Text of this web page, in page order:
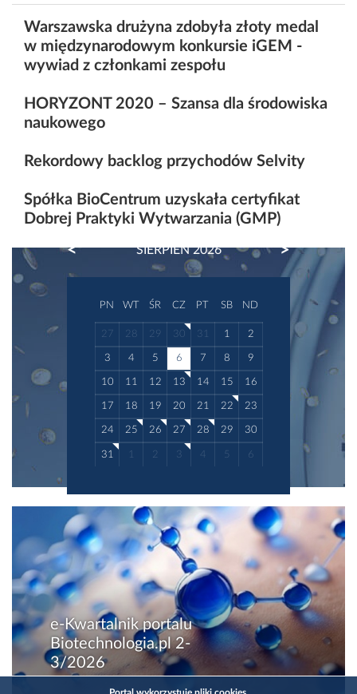
Warszawska drużyna zdobyła złoty medal
w międzynarodowym konkursie iGEM -
wywiad z członkami zespołu
HORYZONT 2020 – Szansa dla środowiska
naukowego
Rekordowy backlog przychodów Selvity
Spółka BioCentrum uzyskała certyfikat
Dobrej Praktyki Wytwarzania (GMP)
SIERPIEŃ 2026
PREVIOUS NEXT
PN WT ŚR CZ PT SB ND
27 28 29 30 31 1 2
3 4 5 6 7 8 9
10 11 12 13 14 15 16
17 18 19 20 21 22 23
24 25 26 27 28 29 30
31 1 2 3 4 5 6
e-Kwartalnik portalu
Biotechnologia.pl 2-
3/2026